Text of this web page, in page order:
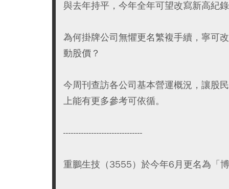
與去年持平，今年全年可望改寫新高紀
為何掛牌公司無懼更名繁複手續，寧可
動股價？
今周刊查訪各公司基本營運概況，讓股
上能有更多參考可依循。
-------------------------------
重鵬生技（3555）於今年6月更名為「